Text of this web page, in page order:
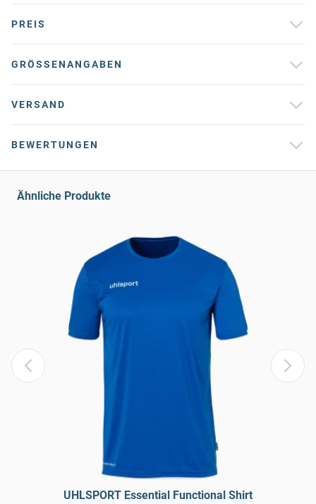
PREIS
GRÖSSENANGABEN
VERSAND
BEWERTUNGEN
Ähnliche Produkte
UHLSPORT Essential Functional Shirt